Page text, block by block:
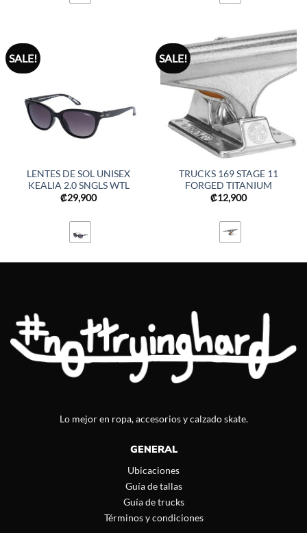
SALE!
LENTES DE SOL UNISEX
KEALIA 2.0 SNGLS WTL
₡29,900
SALE!
TRUCKS 169 STAGE 11
FORGED TITANIUM
₡12,900
Lo mejor en ropa, accesorios y calzado skate.
GENERAL
Ubicaciones
Guía de tallas
Guía de trucks
Términos y condiciones